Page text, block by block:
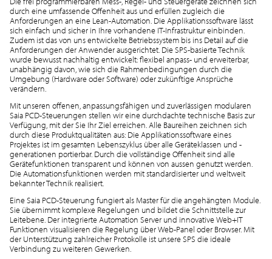
durch eine umfassende Offenheit aus und erfüllen zugleich die
Anforderungen an eine Lean-Automation. Die Applikationssoftware lässt
sich einfach und sicher in Ihre vorhandene IT-Infrastruktur einbinden.
Zudem ist das von uns entwickelte Betriebssystem bis ins Detail auf die
Anforderungen der Anwender ausgerichtet. Die SPS-basierte Technik
wurde bewusst nachhaltig entwickelt: flexibel anpass- und erweiterbar,
unabhängig davon, wie sich die Rahmenbedingungen durch die
Umgebung (Hardware oder Software) oder zukünftige Ansprüche
verändern.
Mit unseren offenen, anpassungsfähigen und zuverlässigen modularen
Saia PCD-Steuerungen stellen wir eine durchdachte technische Basis zur
Verfügung, mit der Sie Ihr Ziel erreichen. Alle Baureihen zeichnen sich
durch diese Produktqualitäten aus: Die Applikationssoftware eines
Projektes ist im gesamten Lebenszyklus über alle Geräteklassen und -
generationen portierbar. Durch die vollständige Offenheit sind alle
Gerätefunktionen transparent und können von aussen genutzt werden.
Die Automationsfunktionen werden mit standardisierter und weltweit
bekannter Technik realisiert.
Eine Saia PCD-Steuerung fungiert als Master für die angehängten Module.
Sie übernimmt komplexe Regelungen und bildet die Schnittstelle zur
Leitebene. Der integrierte Automation Server und innovative Web+IT
Funktionen visualisieren die Regelung über Web-Panel oder Browser. Mit
der Unterstützung zahlreicher Protokolle ist unsere SPS die ideale
Verbindung zu weiteren Gewerken.